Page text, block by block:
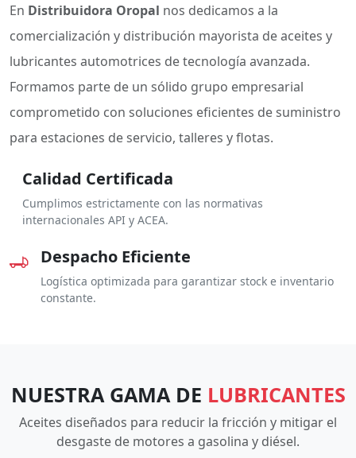
En Distribuidora Oropal nos dedicamos a la
comercialización y distribución mayorista de aceites y
lubricantes automotrices de tecnología avanzada.
Formamos parte de un sólido grupo empresarial
comprometido con soluciones eficientes de suministro
para estaciones de servicio, talleres y flotas.
Calidad Certificada
Cumplimos estrictamente con las normativas
internacionales API y ACEA.
Despacho Eficiente
Logística optimizada para garantizar stock e inventario
constante.
NUESTRA GAMA DE LUBRICANTES
Aceites diseñados para reducir la fricción y mitigar el
desgaste de motores a gasolina y diésel.